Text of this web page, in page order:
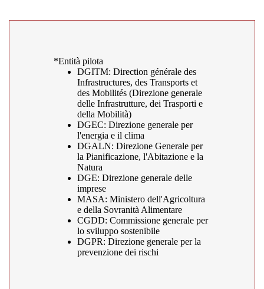
*Entità pilota
DGITM: Direction générale des
Infrastructures, des Transports et
des Mobilités (Direzione generale
delle Infrastrutture, dei Trasporti e
della Mobilità)
DGEC: Direzione generale per
l'energia e il clima
DGALN: Direzione Generale per
la Pianificazione, l'Abitazione e la
Natura
DGE: Direzione generale delle
imprese
MASA: Ministero dell'Agricoltura
e della Sovranità Alimentare
CGDD: Commissione generale per
lo sviluppo sostenibile
DGPR: Direzione generale per la
prevenzione dei rischi